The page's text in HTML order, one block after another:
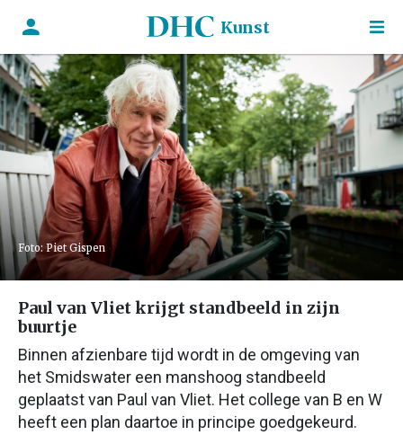
Kunst
Foto: Piet Gispen
Paul van Vliet krijgt standbeeld in zijn
buurtje
Binnen afzienbare tijd wordt in de omgeving van
het Smidswater een manshoog standbeeld
geplaatst van Paul van Vliet. Het college van B en W
heeft een plan daartoe in principe goedgekeurd.